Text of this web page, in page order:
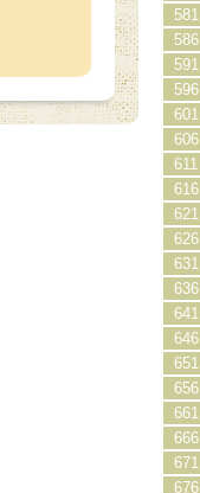
581
586
591
596
601
606
611
616
621
626
631
636
641
646
651
656
661
666
671
676